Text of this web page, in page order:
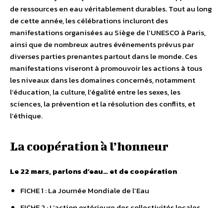
de ressources en eau véritablement durables. Tout au long
de cette année, les célébrations incluront des
manifestations organisées au Siège de l’UNESCO à Paris,
ainsi que de nombreux autres événements prévus par
diverses parties prenantes partout dans le monde. Ces
manifestations viseront à promouvoir les actions à tous
les niveaux dans les domaines concernés, notamment
l’éducation, la culture, l’égalité entre les sexes, les
sciences, la prévention et la résolution des conflits, et
l’éthique.
La coopération à l’honneur
Le 22 mars, parlons d’eau… et de coopération
FICHE 1 : La Journée Mondiale de l’Eau